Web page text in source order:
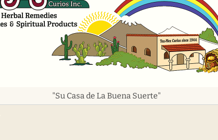
"Su Casa de La Buena Suerte"